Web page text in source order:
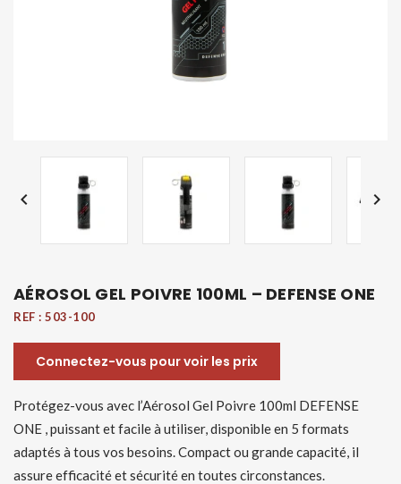
 
AÉROSOL GEL POIVRE 100ML – DEFENSE ONE
REF : 503-100
Connectez-vous pour voir les prix
Protégez-vous avec l’Aérosol Gel Poivre 100ml DEFENSE
ONE , puissant et facile à utiliser, disponible en 5 formats
adaptés à tous vos besoins. Compact ou grande capacité, il
assure efficacité et sécurité en toutes circonstances.